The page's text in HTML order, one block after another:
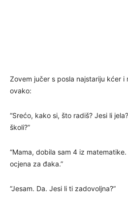
Zovem jučer s posla najstariju kćer
ovako:
“Srećo, kako si, što radiš? Jesi li
školi?”
“Mama, dobila sam 4 iz
ocjena za đaka.”
“Jesam. Da. Jesi li ti zadovoljna?”